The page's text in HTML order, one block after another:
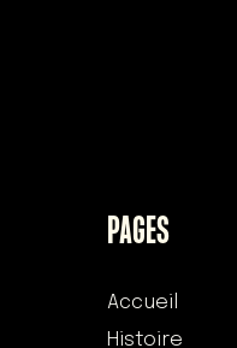
PAGES
Accueil
Histoire